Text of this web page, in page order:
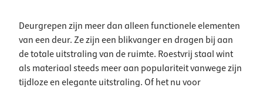
Deurgrepen zijn meer dan alleen functionele elementen
van een deur. Ze zijn een blikvanger en dragen bij aan
de totale uitstraling van de ruimte. Roestvrij staal wint
als materiaal steeds meer aan populariteit vanwege zijn
tijdloze en elegante uitstraling. Of het nu voor